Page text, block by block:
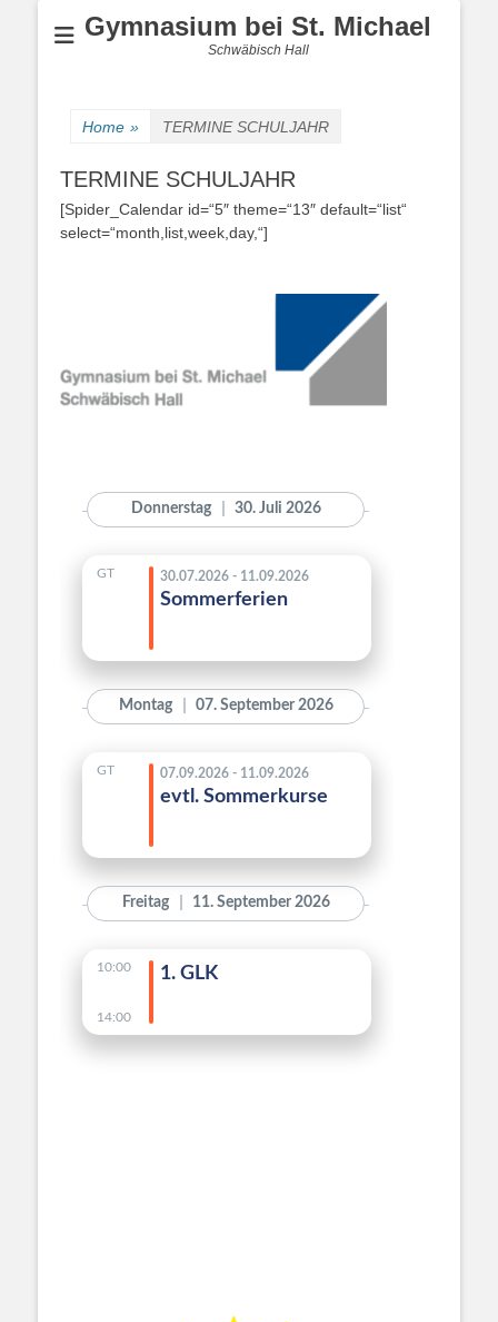
Gymnasium bei St. Michael
Schwäbisch Hall
Home » TERMINE SCHULJAHR
TERMINE SCHULJAHR
[Spider_Calendar id=“5″ theme=“13″ default=“list“
select=“month,list,week,day,“]